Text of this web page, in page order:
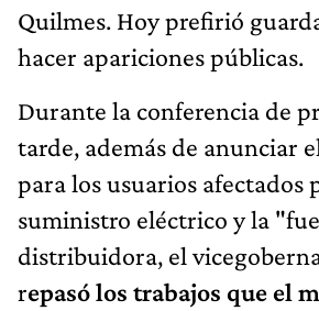
Quilmes. Hoy prefirió
hacer apariciones públicas.
Durante la conferencia de
tarde, además de anunciar
para los usuarios afectados
suministro eléctrico y la
distribuidora, el
repasó los trabajos que el